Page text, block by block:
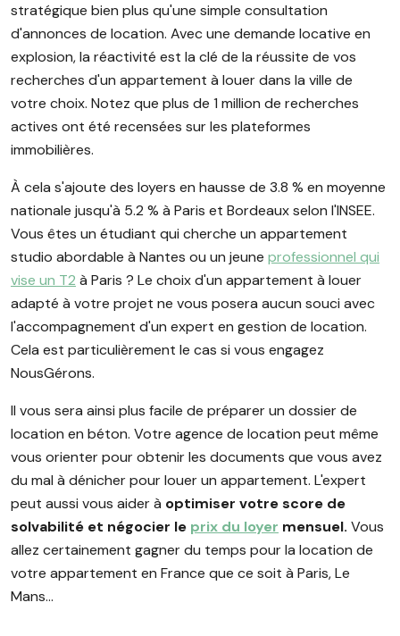
stratégique bien plus qu'une simple consultation
d'annonces de location. Avec une demande locative en
explosion, la réactivité est la clé de la réussite de vos
recherches d'un appartement à louer dans la ville de
votre choix. Notez que plus de 1 million de recherches
actives ont été recensées sur les plateformes
immobilières.
À cela s'ajoute des loyers en hausse de 3.8 % en moyenne
nationale jusqu'à 5.2 % à Paris et Bordeaux selon l'INSEE.
Vous êtes un étudiant qui cherche un appartement
studio abordable à Nantes ou un jeune professionnel qui
vise un T2 à Paris ? Le choix d'un appartement à louer
adapté à votre projet ne vous posera aucun souci avec
l'accompagnement d'un expert en gestion de location.
Cela est particulièrement le cas si vous engagez
NousGérons.
Il vous sera ainsi plus facile de préparer un dossier de
location en béton. Votre agence de location peut même
vous orienter pour obtenir les documents que vous avez
du mal à dénicher pour louer un appartement. L'expert
peut aussi vous aider à optimiser votre score de
solvabilité et négocier le prix du loyer mensuel. Vous
allez certainement gagner du temps pour la location de
votre appartement en France que ce soit à Paris, Le
Mans...